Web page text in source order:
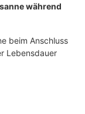
während
beim Anschluss
Lebensdauer